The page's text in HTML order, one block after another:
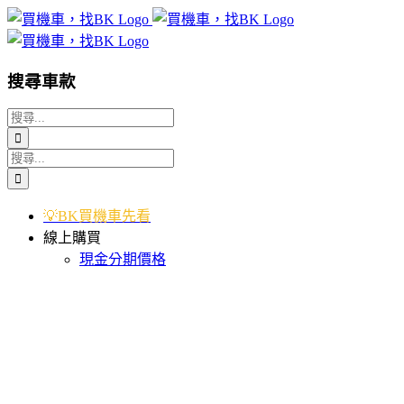
Skip
to
content
搜尋車款
搜
索
結
果：
搜
索
💡BK買機車先看
線上購買
現金分期價格